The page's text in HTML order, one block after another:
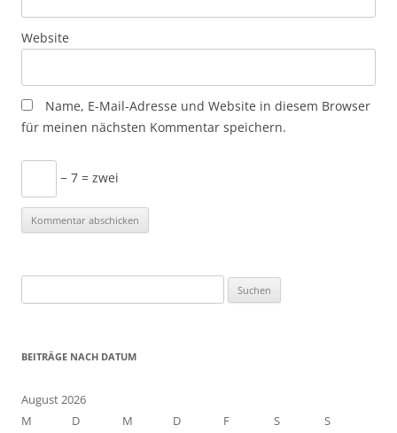
Website
Name, E-Mail-Adresse und Website in diesem Browser
für meinen nächsten Kommentar speichern.
− 7 = zwei
u
h
n
n
BEITRÄGE NACH DATUM
August 2026
M
D M D F S
S